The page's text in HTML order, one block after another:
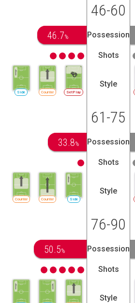
46-60
46.7% Possession
Shots
SetPlay
Counter
Side
Style
61-75
33.8% Possession
Shots
Side
Counter
Counter
Style
76-90
50.5% Possession
Shots
Style